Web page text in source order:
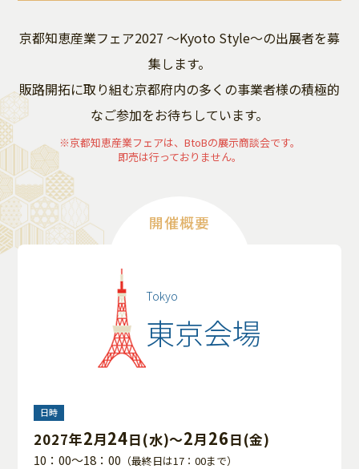
京都知恵産業フェア2027 ～Kyoto Style～の出展者を募
集します。
販路開拓に取り組む京都府内の多くの事業者様の積極的
なご参加をお待ちしています。
※京都知恵産業フェアは、BtoBの展示商談会です。
即売は行っておりません。
開催概要
Tokyo
東京会場
日時
2027年2月24日(水)～2月26日(金)
10：00～18：00 （最終日は17：00まで）